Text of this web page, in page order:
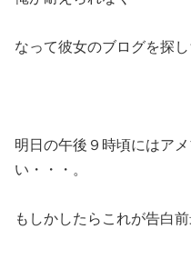
なって彼女のブログを探
明日の午後９時頃にはア
い・・・。
もしかしたらこれが告白